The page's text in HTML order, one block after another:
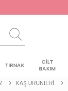
TIRNAK
CİLT
BAKIM
KAŞ ÜRÜNLERI